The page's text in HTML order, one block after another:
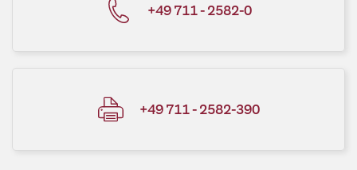
+49 711 - 2582-0
+49 711 - 2582-390